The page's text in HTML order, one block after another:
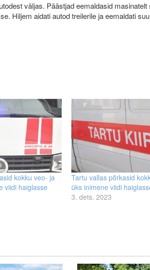
väljas. Päästjad eemaldasid masinatelt
Hiljem aidati autod treilerile ja eemaldati
kokku veo- ja
viidi haiglasse
Tartu vallas põrkasid
üks inimene viidi
3. dets. 2023